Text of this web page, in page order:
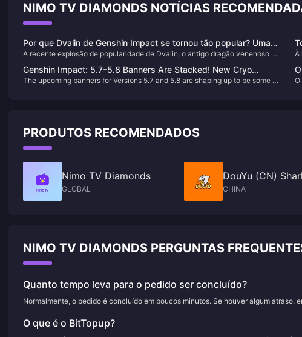
NIMO TV DIAMONDS NOTÍCIAS
Por que Dvalin de Genshin Impact se tornou tão popular? Uma
análise aprofundada do charme deste dragão
A recente explosão de popularidade de Dvalin, o antigo dragão venenoso de
ligação com os personagens principais e à forte ressonância emocional que
os jogadores sentem pela sua natureza trágica.
À
Genshin Impact: 5.7–5.8 Banners Are Stacked! New Cryo
Catalyst Arriving in 6.0!
The upcoming banners for Versions 5.7 and 5.8 are shaping up to be some of
O
PRODUTOS RECOMENDADOS
Nimo TV Diamonds
GLOBAL
DouYu (CN)
CHINA
NIMO TV DIAMONDS PERGUNTAS
Quanto tempo leva para o pedido ser concluído?
Normalmente, o pedido é concluído em poucos minutos. Se houver algum atraso,
O que é o BitTopup?